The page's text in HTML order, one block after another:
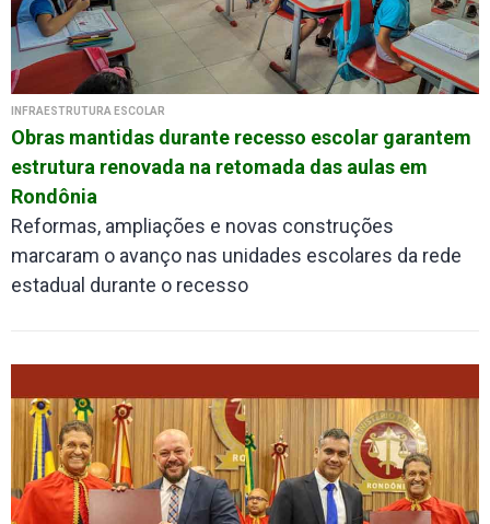
INFRAESTRUTURA ESCOLAR
Obras mantidas durante recesso escolar garantem
estrutura renovada na retomada das aulas em
Rondônia
Reformas, ampliações e novas construções
marcaram o avanço nas unidades escolares da rede
estadual durante o recesso